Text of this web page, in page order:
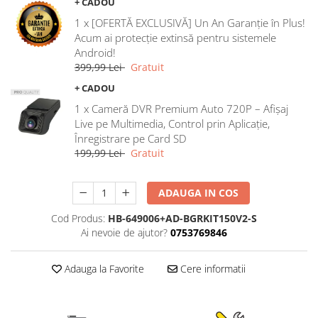
Rame adaptoare Ford
Rame adaptoare M-Benz
Rame adaptoare Opel
Rame adaptoare Skoda
Rame adaptoare Suzuki
Rame adaptoare Dacia
Rame adaptoare Audi
Rame adaptoare Seat
Rame adaptoare Renault
1 x [OFERTĂ EXCLUSIVĂ] Un An Garanție în Plus!
Acum ai protecție extinsă pentru sistemele
Android!
399,99 Lei Gratuit
+ CADOU
1 x Cameră DVR Premium Auto 720P – Afișaj
Live pe Multimedia, Control prin Aplicație,
Înregistrare pe Card SD
199,99 Lei Gratuit
ADAUGA IN COS
Cod Produs: HB-649006+AD-BGRKIT150V2-S
Ai nevoie de ajutor? 0753769846
Adauga la Favorite Cere informatii